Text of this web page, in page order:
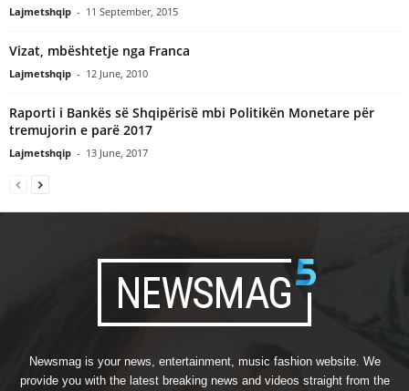
Lajmetshqip - 11 September, 2015
Vizat, mbështetje nga Franca
Lajmetshqip - 12 June, 2010
Raporti i Bankës së Shqipërisë mbi Politikën Monetare për
tremujorin e parë 2017
Lajmetshqip - 13 June, 2017
Newsmag is your news, entertainment, music fashion website. We
provide you with the latest breaking news and videos straight from the